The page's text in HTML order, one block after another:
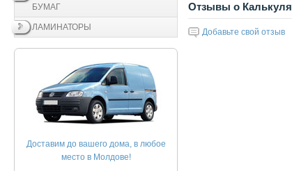
БУМАГ
ЛАМИНАТОРЫ
Доставим до вашего дома, в любое
место в Молдове!
Отзывы о
Добавьте свой отзыв